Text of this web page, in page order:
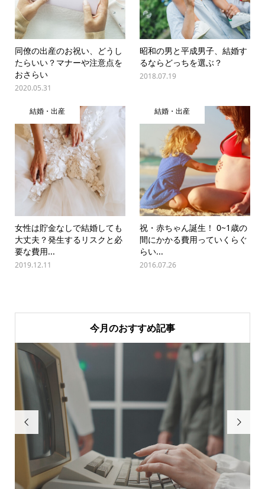
同僚の出産のお祝い、どうし
たらいい？マナーや注意点を
おさらい
2020.05.31
昭和の男と平成男子、結婚す
るならどっちを選ぶ？
2018.07.19
結婚・出産
女性は貯金なしで結婚しても
大丈夫？発生するリスクと必
要な費用...
2019.12.11
結婚・出産
祝・赤ちゃん誕生！ 0~1歳の
間にかかる費用っていくらぐ
らい...
2016.07.26
今月のおすすめ記事
 